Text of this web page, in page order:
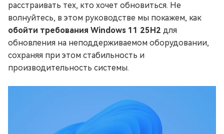
расстраивать тех, кто хочет обновиться. Не
волнуйтесь, в этом руководстве мы покажем, как
обойти требования Windows 11 25H2 для
обновления на неподдерживаемом оборудовании,
сохраняя при этом стабильность и
производительность системы.